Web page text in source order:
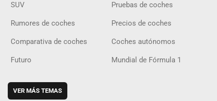
SUV Pruebas de coches
Rumores de coches Precios de coches
Comparativa de coches Coches autónomos
Futuro Mundial de Fórmula 1
VER MÁS TEMAS